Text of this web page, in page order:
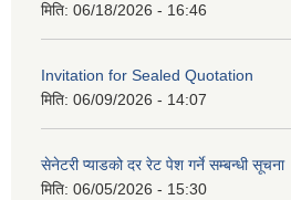
मिति: 06/18/2026 - 16:46
Invitation for Sealed Quotation
मिति: 06/09/2026 - 14:07
सेनेटरी प्याडको दर रेट पेश गर्ने सम्बन्धी सूचना
मिति: 06/05/2026 - 15:30